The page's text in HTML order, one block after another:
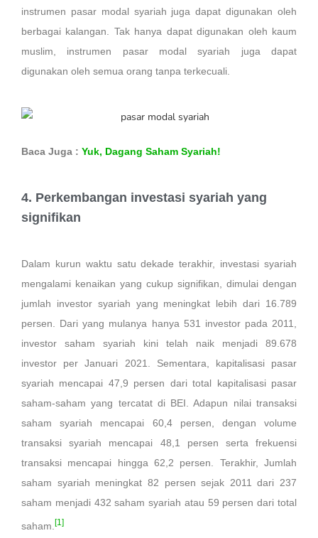
instrumen pasar modal syariah juga dapat digunakan oleh
berbagai kalangan. Tak hanya dapat digunakan oleh kaum
muslim, instrumen pasar modal syariah juga dapat
digunakan oleh semua orang tanpa terkecuali.
Baca Juga : Yuk, Dagang Saham Syariah!
4. Perkembangan investasi syariah yang
signifikan
Dalam kurun waktu satu dekade terakhir, investasi syariah
mengalami kenaikan yang cukup signifikan, dimulai dengan
jumlah investor syariah yang meningkat lebih dari 16.789
persen. Dari yang mulanya hanya 531 investor pada 2011,
investor saham syariah kini telah naik menjadi 89.678
investor per Januari 2021. Sementara, kapitalisasi pasar
syariah mencapai 47,9 persen dari total kapitalisasi pasar
saham-saham yang tercatat di BEI. Adapun nilai transaksi
saham syariah mencapai 60,4 persen, dengan volume
transaksi syariah mencapai 48,1 persen serta frekuensi
transaksi mencapai hingga 62,2 persen. Terakhir, Jumlah
saham syariah meningkat 82 persen sejak 2011 dari 237
saham menjadi 432 saham syariah atau 59 persen dari total
saham. [1]